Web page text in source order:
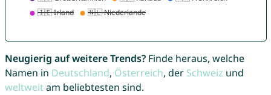
Neugierig auf weitere Trends?Finde heraus, welche
Namen in Deutschland, Österreich, der Schweiz und
weltweitam beliebtesten sind.